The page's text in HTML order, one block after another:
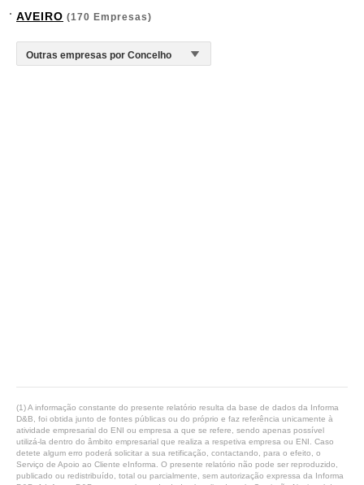
AVEIRO (170 Empresas)
(1) A informação constante do presente relatório resulta da base de dados da Informa
D&B, foi obtida junto de fontes públicas ou do próprio e faz referência unicamente à
atividade empresarial do ENI ou empresa a que se refere, sendo apenas possível
utilizá-la dentro do âmbito empresarial que realiza a respetiva empresa ou ENI. Caso
detete algum erro poderá solicitar a sua retificação, contactando, para o efeito, o
Serviço de Apoio ao Cliente eInforma. O presente relatório não pode ser reproduzido,
publicado ou redistribuído, total ou parcialmente, sem autorização expressa da Informa